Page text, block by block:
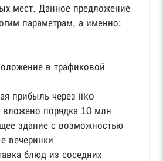
мест. Данное предложение
параметрам, а именно:
в трафиковой
прибыль через iiko
порядка 10 млн
здание с возможностью
вечеринки
блюд из соседних